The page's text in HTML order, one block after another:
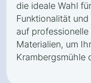
die ideale Wahl
Funktionalität
auf
Materialien, um
Krambergsmühle